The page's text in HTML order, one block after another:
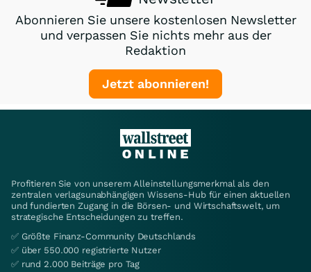
Abonnieren Sie unsere kostenlosen Newsletter
und verpassen Sie nichts mehr aus der
Redaktion
Jetzt abonnieren!
Profitieren Sie von unserem Alleinstellungsmerkmal als den
zentralen verlagsunabhängigen Wissens-Hub für einen aktuellen
und fundierten Zugang in die Börsen- und Wirtschaftswelt, um
strategische Entscheidungen zu treffen.
✅ Größte Finanz-Community Deutschlands
✅ über 550.000 registrierte Nutzer
✅ rund 2.000 Beiträge pro Tag